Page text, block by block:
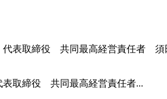
表取締役 共同最高経営責任者...